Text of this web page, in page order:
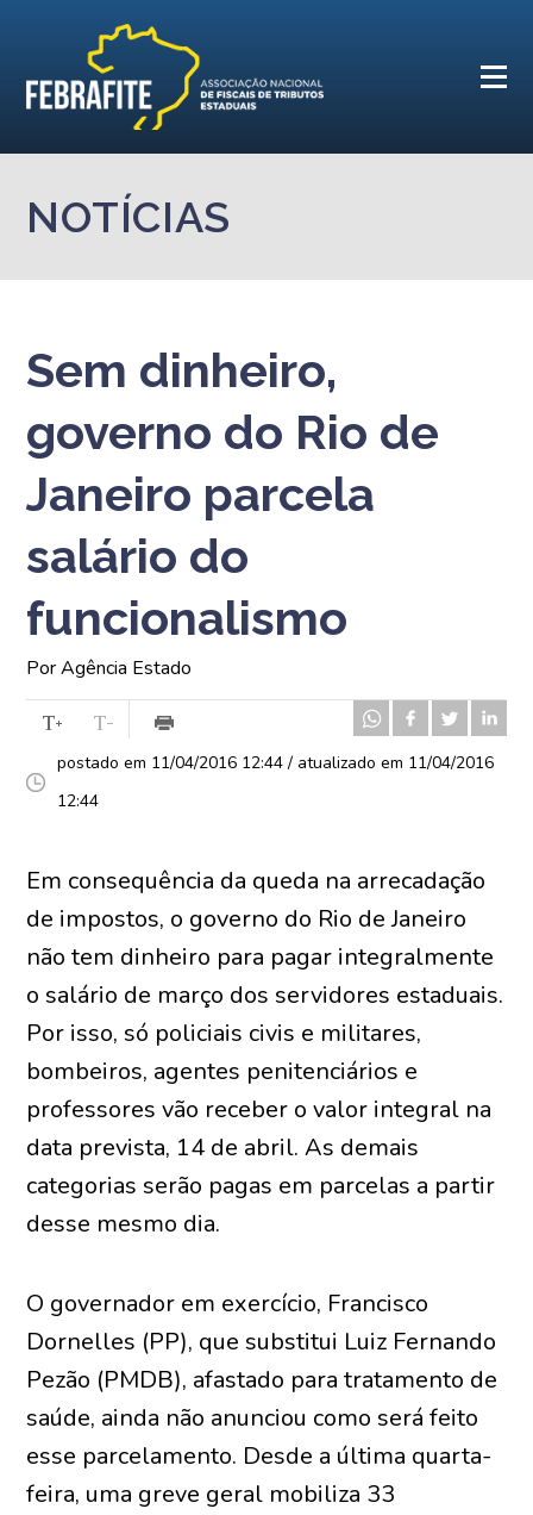
NOTÍCIAS
Sem dinheiro,
governo do Rio de
Janeiro parcela
salário do
funcionalismo
Por Agência Estado
postado em 11/04/2016 12:44 / atualizado em 11/04/2016
12:44
Em consequência da queda na arrecadação
de impostos, o governo do Rio de Janeiro
não tem dinheiro para pagar integralmente
o salário de março dos servidores estaduais.
Por isso, só policiais civis e militares,
bombeiros, agentes penitenciários e
professores vão receber o valor integral na
data prevista, 14 de abril. As demais
categorias serão pagas em parcelas a partir
desse mesmo dia.
O governador em exercício, Francisco
Dornelles (PP), que substitui Luiz Fernando
Pezão (PMDB), afastado para tratamento de
saúde, ainda não anunciou como será feito
esse parcelamento. Desde a última quarta-
feira, uma greve geral mobiliza 33